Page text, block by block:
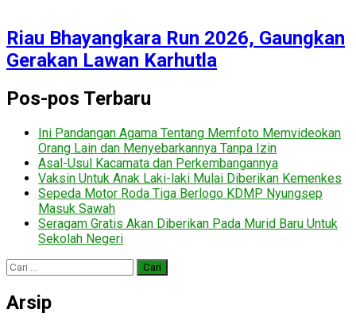
Riau Bhayangkara Run 2026, Gaungkan
Gerakan Lawan Karhutla
Pos-pos Terbaru
Ini Pandangan Agama Tentang Memfoto Memvideokan
Orang Lain dan Menyebarkannya Tanpa Izin
Asal-Usul Kacamata dan Perkembangannya
Vaksin Untuk Anak Laki-laki Mulai Diberikan Kemenkes
Sepeda Motor Roda Tiga Berlogo KDMP Nyungsep
Masuk Sawah
Seragam Gratis Akan Diberikan Pada Murid Baru Untuk
Sekolah Negeri
Cari
untuk:
Arsip